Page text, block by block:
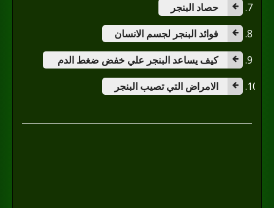
حصاد البنجر
فوائد البنجر لجسم الانسان
كيف يساعد البنجر علي خفض ضغط الدم
الامراض التي تصيب البنجر